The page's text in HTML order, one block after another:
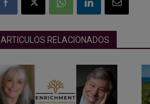
ARTICULOS RELACIONADOS